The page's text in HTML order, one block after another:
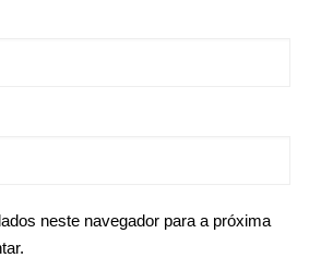
neste navegador para a próxima